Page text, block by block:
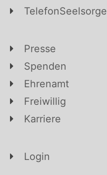
TelefonSeelsorge
Presse
Spenden
Ehrenamt
Freiwillig
Karriere
Login